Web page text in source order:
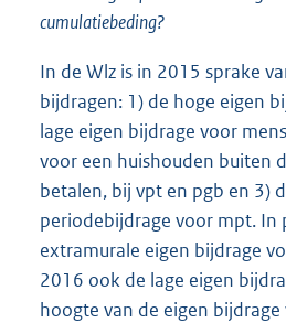
cumulatiebeding?
In de Wlz is in 2015 sprake
bijdragen: 1) de hoge eigen
lage eigen bijdrage voor
voor een huishouden buiten
betalen, bij vpt en pgb en 3)
periodebijdrage voor mpt. In
extramurale eigen bijdrage
2016 ook de lage eigen
hoogte van de eigen